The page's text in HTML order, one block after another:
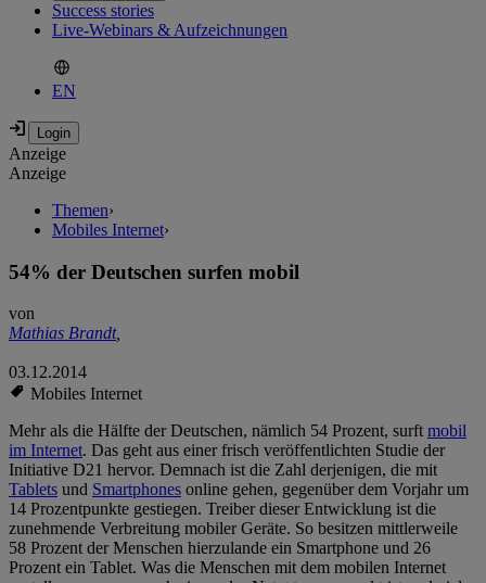
Success stories
Live-Webinars & Aufzeichnungen
EN
Anzeige
Anzeige
Themen›
Mobiles Internet›
54% der Deutschen surfen mobil
von
Mathias Brandt,
03.12.2014
Mobiles Internet
Mehr als die Hälfte der Deutschen, nämlich 54 Prozent, surftmobil
im Internet. Das geht aus einer frisch veröffentlichten Studie der
Initiative D21 hervor. Demnach ist die Zahl derjenigen, die mit
Tablets und Smartphones online gehen, gegenüber dem Vorjahr um
14 Prozentpunkte gestiegen. Treiber dieser Entwicklung ist die
zunehmende Verbreitung mobiler Geräte. So besitzen mittlerweile
58 Prozent der Menschen hierzulande ein Smartphone und 26
Prozent ein Tablet. Was die Menschen mit dem mobilen Internet